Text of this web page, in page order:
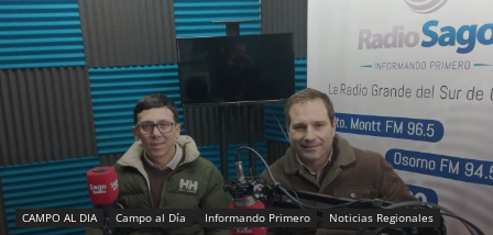
CAMPO AL DIA Campo al Día Informando Primero Noticias Regionales